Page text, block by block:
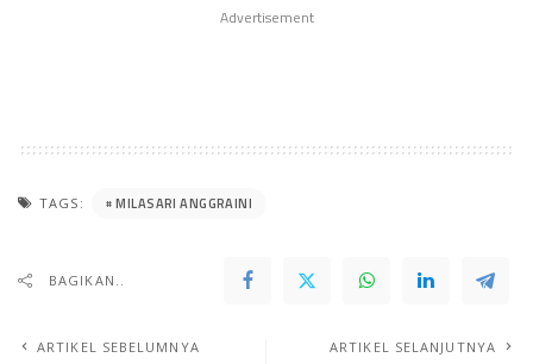
Advertisement
TAGS: MILASARI ANGGRAINI
BAGIKAN..
ARTIKEL SEBELUMNYA ARTIKEL SELANJUTNYA